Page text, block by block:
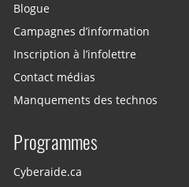
Blogue
Campagnes d’information
Inscription à l’infolettre
Contact médias
Manquements des technos
Programmes
Cyberaide.ca